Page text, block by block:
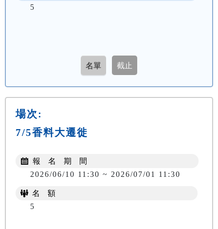
5
場次:
7/5香料大遷徙
報 名 期 間
2026/06/10 11:30 ~ 2026/07/01 11:30
名 額
5